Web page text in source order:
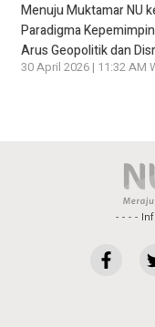
Menuju Muktamar NU
Paradigma
Arus Geopolitik dan
30 April 2026 | 11:32 AM